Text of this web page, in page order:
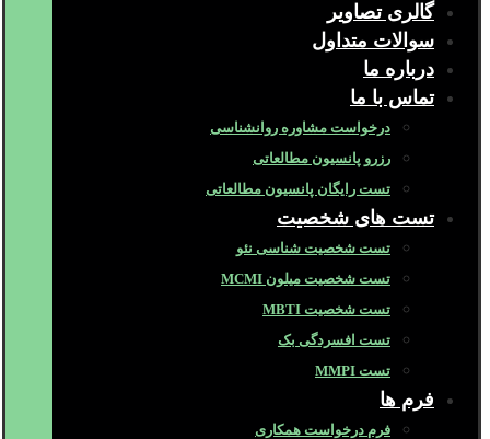
گالری تصاویر
سوالات متداول
درباره ما
تماس با ما
درخواست مشاوره روانشناسی
رزرو پانسیون مطالعاتی
تست رایگان پانسیون مطالعاتی
تست های شخصیت
تست شخصیت شناسی نئو
تست شخصیت میلون MCMI
تست شخصیت MBTI
تست افسردگی بک
تست MMPI
فرم ها
فرم درخواست همکاری